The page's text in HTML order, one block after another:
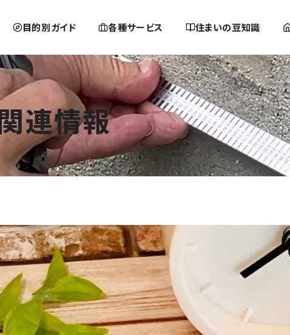
目的別ガイド 各種サービス 住まいの豆知識
連情報